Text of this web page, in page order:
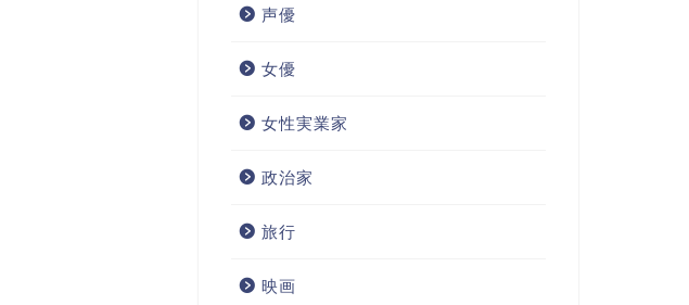
声優
女優
女性実業家
政治家
旅行
映画